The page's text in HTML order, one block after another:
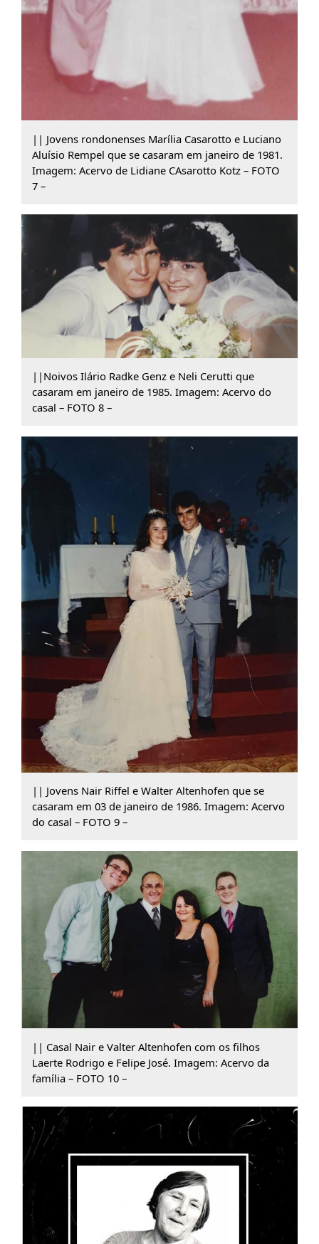
|| Jovens rondonenses Marília Casarotto e Luciano
Aluísio Rempel que se casaram em janeiro de 1981.
Imagem: Acervo de Lidiane CAsarotto Kotz – FOTO
7 –
||Noivos Ilário Radke Genz e Neli Cerutti que
casaram em janeiro de 1985. Imagem: Acervo do
casal – FOTO 8 –
|| Jovens Nair Riffel e Walter Altenhofen que se
casaram em 03 de janeiro de 1986. Imagem: Acervo
do casal – FOTO 9 –
|| Casal Nair e Valter Altenhofen com os filhos
Laerte Rodrigo e Felipe José. Imagem: Acervo da
família – FOTO 10 –